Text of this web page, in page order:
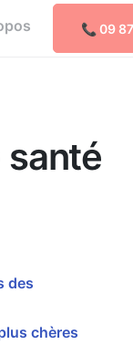
📞 09
santé
des
chères